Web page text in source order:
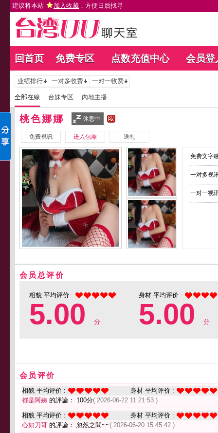
建议将本站 加入收藏 ，方便日后找寻
回首页 免费专区 点数充值中心 会员登
业绩排行 一对多收费 一对一收费
全部在線 台妹专区 內地主播
桃色娜娜 休息中
免費視訊 进入包厢 送礼
免费文字
一对多视
一对一视
会员总评价
相貌 平均评价 :
5.00 分
身材 平均评价 :
5.00 分
会员评价
相貌 平均评价 :
身材 平均评价 :
都是阿姨 的評論： 100分( 2026-06-22 11:21:53 )
相貌 平均评价 :
身材 平均评价 :
心如刀哥 的評論： 忽然之間~~( 2026-06-20 15:45:42 )